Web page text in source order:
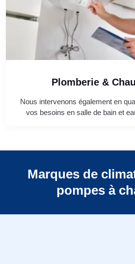
Plomberie &
Nous intervenons également en
vos besoins en salle de bain et
Marques de
pompes à